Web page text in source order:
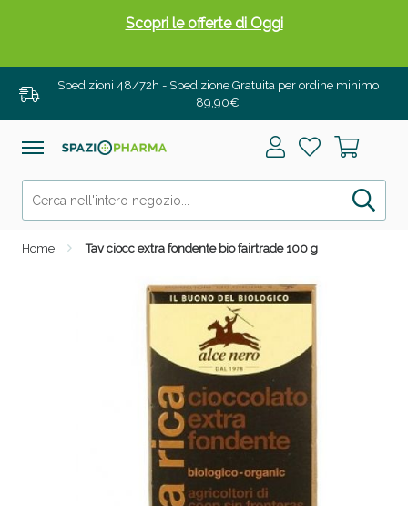
Spedizioni 48/72h - Spedizione Gratuita per ordine minimo
89,90€
Home Tav ciocc extra fondente bio fairtrade 100 g
Scopri le offerte di Oggi
Drenanti e Pancia Piatta: Sconti fino al 55% validi
solo per OGGI!